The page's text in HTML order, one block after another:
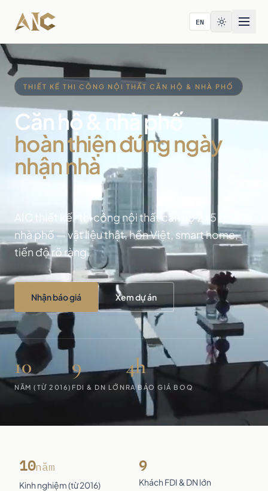
Bỏ qua tới nội dung
EN
THIẾT KẾ THI CÔNG NỘI THẤT CĂN HỘ & NHÀ PHỐ
Căn hộ & nhà phố
hoàn thiện đúng ngày
nhận nhà
AIC thiết kế · thi công nội thất căn hộ 2-5 tỷ và
nhà phố — vật liệu thật, hồn Việt, smart home,
tiến độ rõ ràng.
Nhận báo giá Xem dự án
10
NĂM (TỪ 2016)
9
FDI & DN LỚN
4h
RA BÁO GIÁ BOQ
10năm
Kinh nghiệm (từ 2016)
9
Khách FDI & DN lớn